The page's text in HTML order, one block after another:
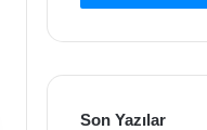
Son Yazılar